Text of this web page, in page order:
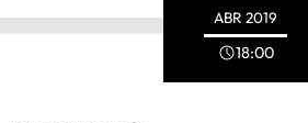
ABR 2019
18:00